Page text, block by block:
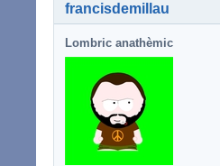
francisdemillau
Lombric anathèmic